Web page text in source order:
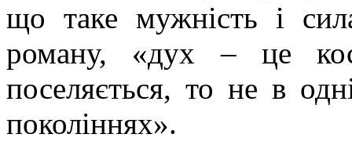
що таке мужність і
роману, «дух – це
поселяється, то не в
поколіннях».